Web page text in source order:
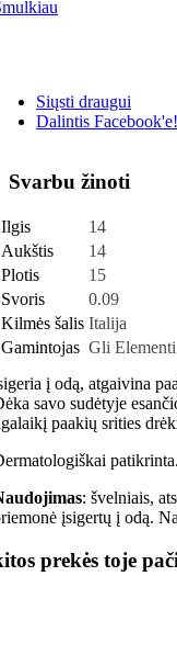
Siųsti draugui
Dalintis Facebook'e!
Svarbu žinoti
Ilgis
14
Aukštis
14
Plotis
15
Svoris
0.09
Kilmės šalis Italija
Gamintojas Gli Elementi
į odą, atgaivina
savo sudėtyje
paakių srities
: švelniais,
įsigertų į odą.
prekės toje